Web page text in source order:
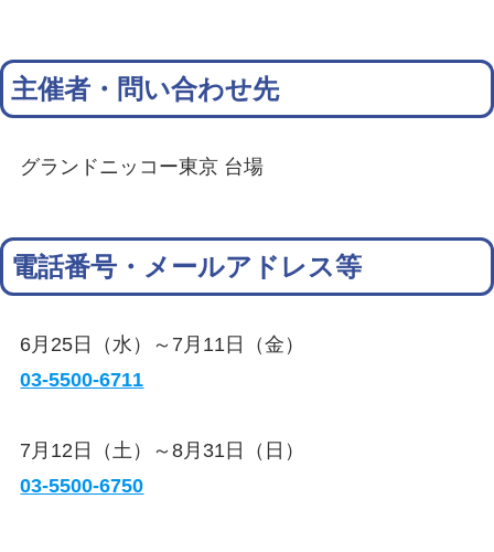
主催者・問い合わせ先
グランドニッコー東京 台場
電話番号・メールアドレス等
6月25日（水）～7月11日（金）
03-5500-6711
7月12日（土）～8月31日（日）
03-5500-6750